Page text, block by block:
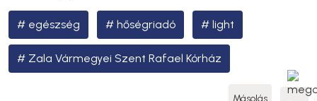
egészség hőségriadó light
Zala Vármegyei Szent Rafael Kórház
Másolás